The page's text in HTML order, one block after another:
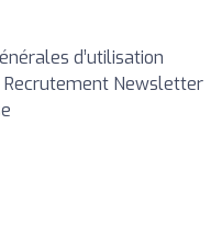
d’utilisation
Recrutement Newsletter